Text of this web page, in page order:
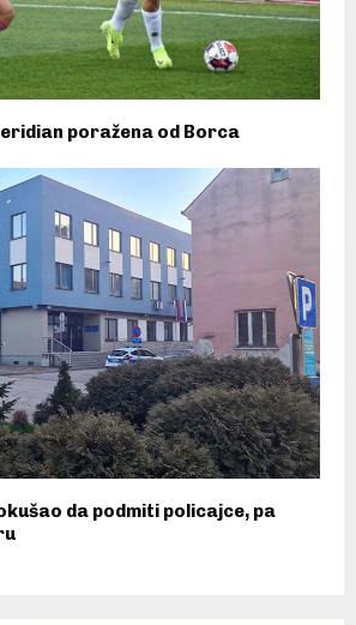
poražena od Borca
da podmiti policajce, pa